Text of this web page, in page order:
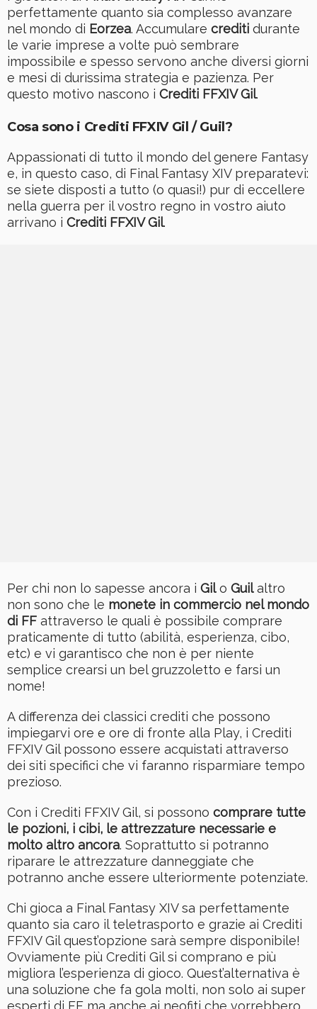
perfettamente quanto sia complesso avanzare
nel mondo di Eorzea. Accumulare crediti durante
le varie imprese a volte può sembrare
impossibile e spesso servono anche diversi giorni
e mesi di durissima strategia e pazienza. Per
questo motivo nascono i Crediti FFXIV Gil.
Cosa sono i Crediti FFXIV Gil /Guil?
Appassionati di tutto il mondo del genere Fantasy
e, in questo caso, di Final Fantasy XIV preparatevi:
se siete disposti a tutto (o quasi!) pur di eccellere
nella guerra per il vostro regno in vostro aiuto
arrivano i Crediti FFXIV Gil.
Per chi non lo sapesse ancora i Gilo Guilaltro
non sono che le monete in commercio nel mondo
di FF attraverso le quali è possibile comprare
praticamente di tutto (abilità, esperienza, cibo,
etc) e vi garantisco che non è per niente
semplice crearsi un bel gruzzoletto e farsi un
nome!
A differenza dei classici crediti che possono
impiegarvi ore e ore di fronte alla Play, i Crediti
FFXIV Gil possono essere acquistati attraverso
dei siti specifici che vi faranno risparmiare tempo
prezioso.
Con i Crediti FFXIV Gil, si possono comprare tutte
le pozioni, i cibi, le attrezzature necessarie e
molto altro ancora. Soprattutto si potranno
riparare le attrezzature danneggiate che
potranno anche essere ulteriormente potenziate.
Chi gioca a Final Fantasy XIV sa perfettamente
quanto sia caro il teletrasporto e grazie ai Crediti
FFXIV Gil quest’opzione sarà sempre disponibile!
Ovviamente più Crediti Gil si comprano e più
migliora l’esperienza di gioco. Quest’alternativa è
una soluzione che fa gola molti, non solo ai super
esperti di FF ma anche ai neofiti che vorrebbero